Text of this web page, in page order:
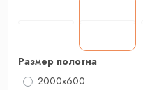
Размер полотна
2000x600